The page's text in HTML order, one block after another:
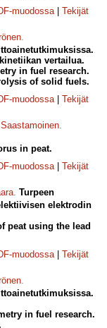
muodossa| Tekijät
.
vertailua.
in fuel research.
of solid fuels.
muodossa| Tekijät
.
in peat.
muodossa| Tekijät
. Turpeen
elektrodin
peat using the lead
muodossa| Tekijät
.
in fuel research.